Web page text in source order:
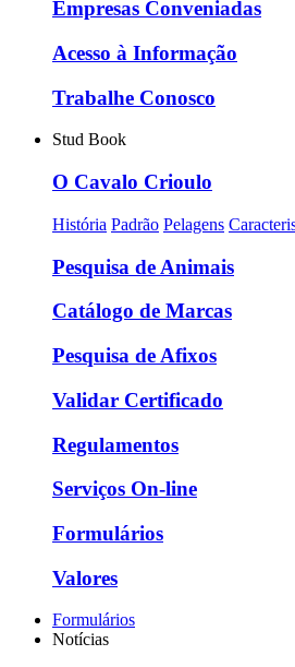
Empresas Conveniadas
Acesso à Informação
Trabalhe Conosco
Stud Book
O Cavalo Crioulo
História Padrão Pelagens
Pesquisa de Animais
Catálogo de Marcas
Pesquisa de Afixos
Validar Certificado
Regulamentos
Serviços On-line
Formulários
Valores
Formulários
Notícias